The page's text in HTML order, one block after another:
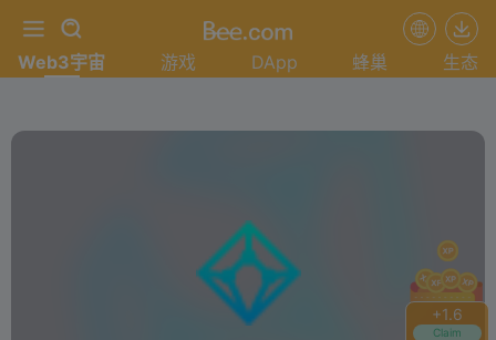
+1.8
Claim
Web3宇宙 游戏 DApp 蜂巢 生态